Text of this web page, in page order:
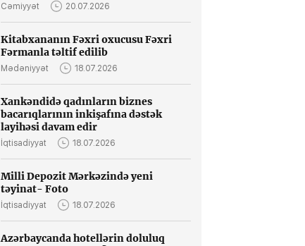
Cəmiyyət 20.07.2026
Kitabxananın Fəxri oxucusu Fəxri
Fərmanla təltif edilib
Mədəniyyət 18.07.2026
Xankəndidə qadınların biznes
bacarıqlarının inkişafına dəstək
layihəsi davam edir
İqtisadiyyat 18.07.2026
Milli Depozit Mərkəzində yeni
təyinat- Foto
İqtisadiyyat 18.07.2026
Azərbaycanda hotellərin doluluq